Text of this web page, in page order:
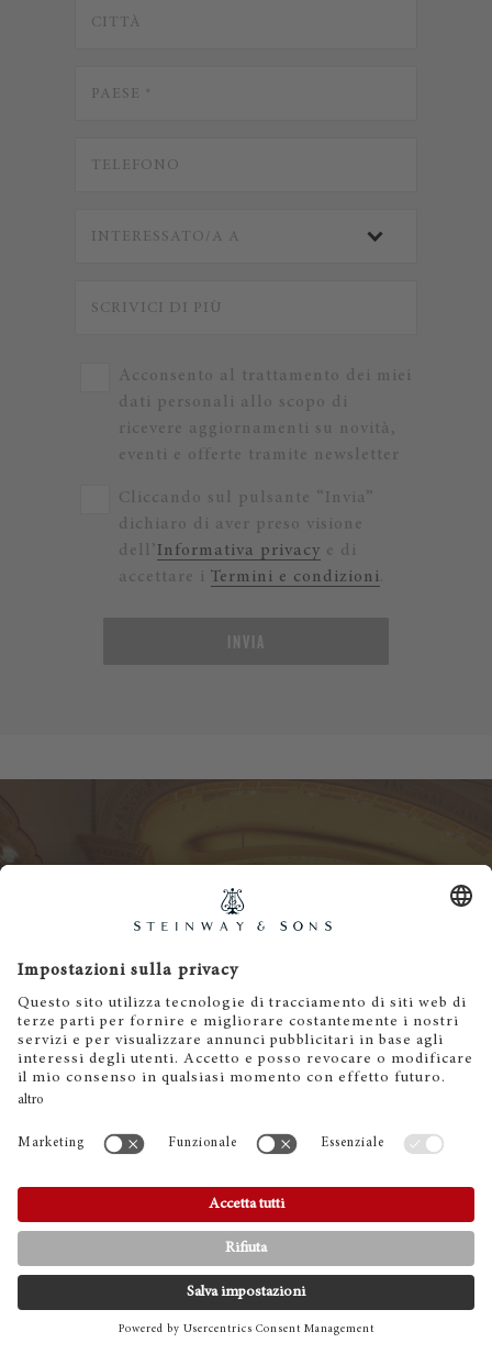
CONTATTI TELEFONO
Acconsento al trattamento dei miei
dati personali allo scopo di
ricevere aggiornamenti su novità,
eventi e offerte tramite newsletter
Cliccando sul pulsante “Invia”
dichiaro di aver preso visione
dell’Informativa privacy e di
accettare i Termini e condizioni.
INVIA
NewsletterSteinway
Per ricevere inviti agli eventi
e novità sui nostri pianoforti:
Contatti